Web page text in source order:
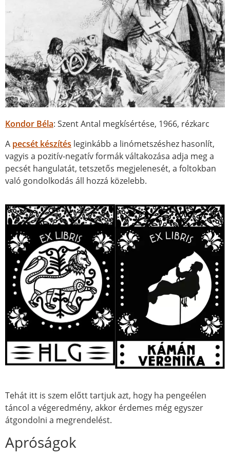
Kondor Béla: Szent Antal megkísértése, 1966, rézkarc
A pecsét készítés leginkább a linómetszéshez hasonlít,
vagyis a pozitív-negatív formák váltakozása adja meg a
pecsét hangulatát, tetszetős megjelenesét, a foltokban
való gondolkodás áll hozzá közelebb.
Tehát itt is szem előtt tartjuk azt, hogy ha pengeélen
táncol a végeredmény, akkor érdemes még egyszer
átgondolni a megrendelést.
Apróságok